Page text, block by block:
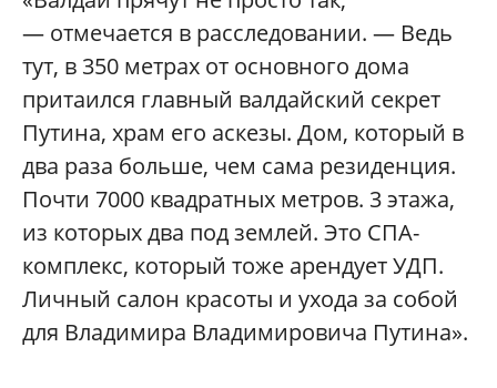
— отмечается в расследовании. — Ведь
тут, в 350 метрах от основного дома
притаился главный валдайский секрет
Путина, храм его аскезы. Дом, который в
два раза больше, чем сама резиденция.
Почти 7000 квадратных метров. 3 этажа,
из которых два под землей. Это СПА-
комплекс, который тоже арендует УДП.
Личный салон красоты и ухода за собой
для Владимира Владимировича Путина».